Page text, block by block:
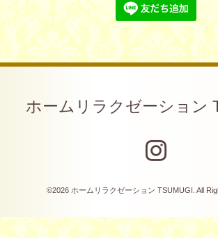
ホームリラクゼーション
©2026 ホームリラクゼーション TSUMUGI . All